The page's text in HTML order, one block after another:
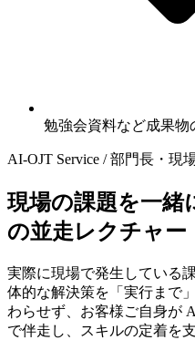
勉強会資料など成果物
AI-OJT Service / 部門長・現
現場の​課題を​一緒
の​並走レクチャー
実際に現場で発生している
体的な解決策を「実行まで
わらせず、お客様ご自身が
で伴走し、スキルの定着を